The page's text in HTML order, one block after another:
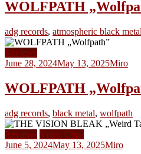
WOLFPATH
adg records, atmospheric black metal
Reviews
June 28, 2024May 13, 2025Miro
WOLFPATH
adg records, black metal, wolfpath
Reviews Video Clips
June 5, 2024May 13, 2025Miro